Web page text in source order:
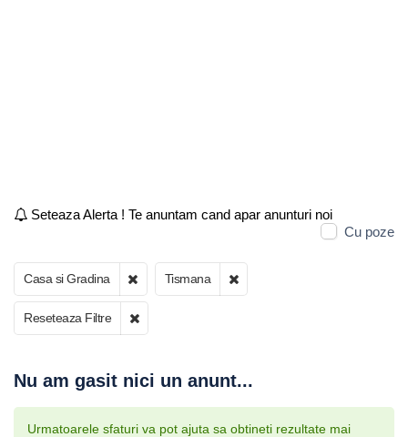
Seteaza Alerta ! Te anuntam cand apar anunturi noi
Cu poze
Casa si Gradina Tismana
Reseteaza Filtre
Nu am gasit nici un anunt...
Urmatoarele sfaturi va pot ajuta sa obtineti rezultate mai